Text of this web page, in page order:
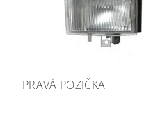
PRAVÁ POZIČKA